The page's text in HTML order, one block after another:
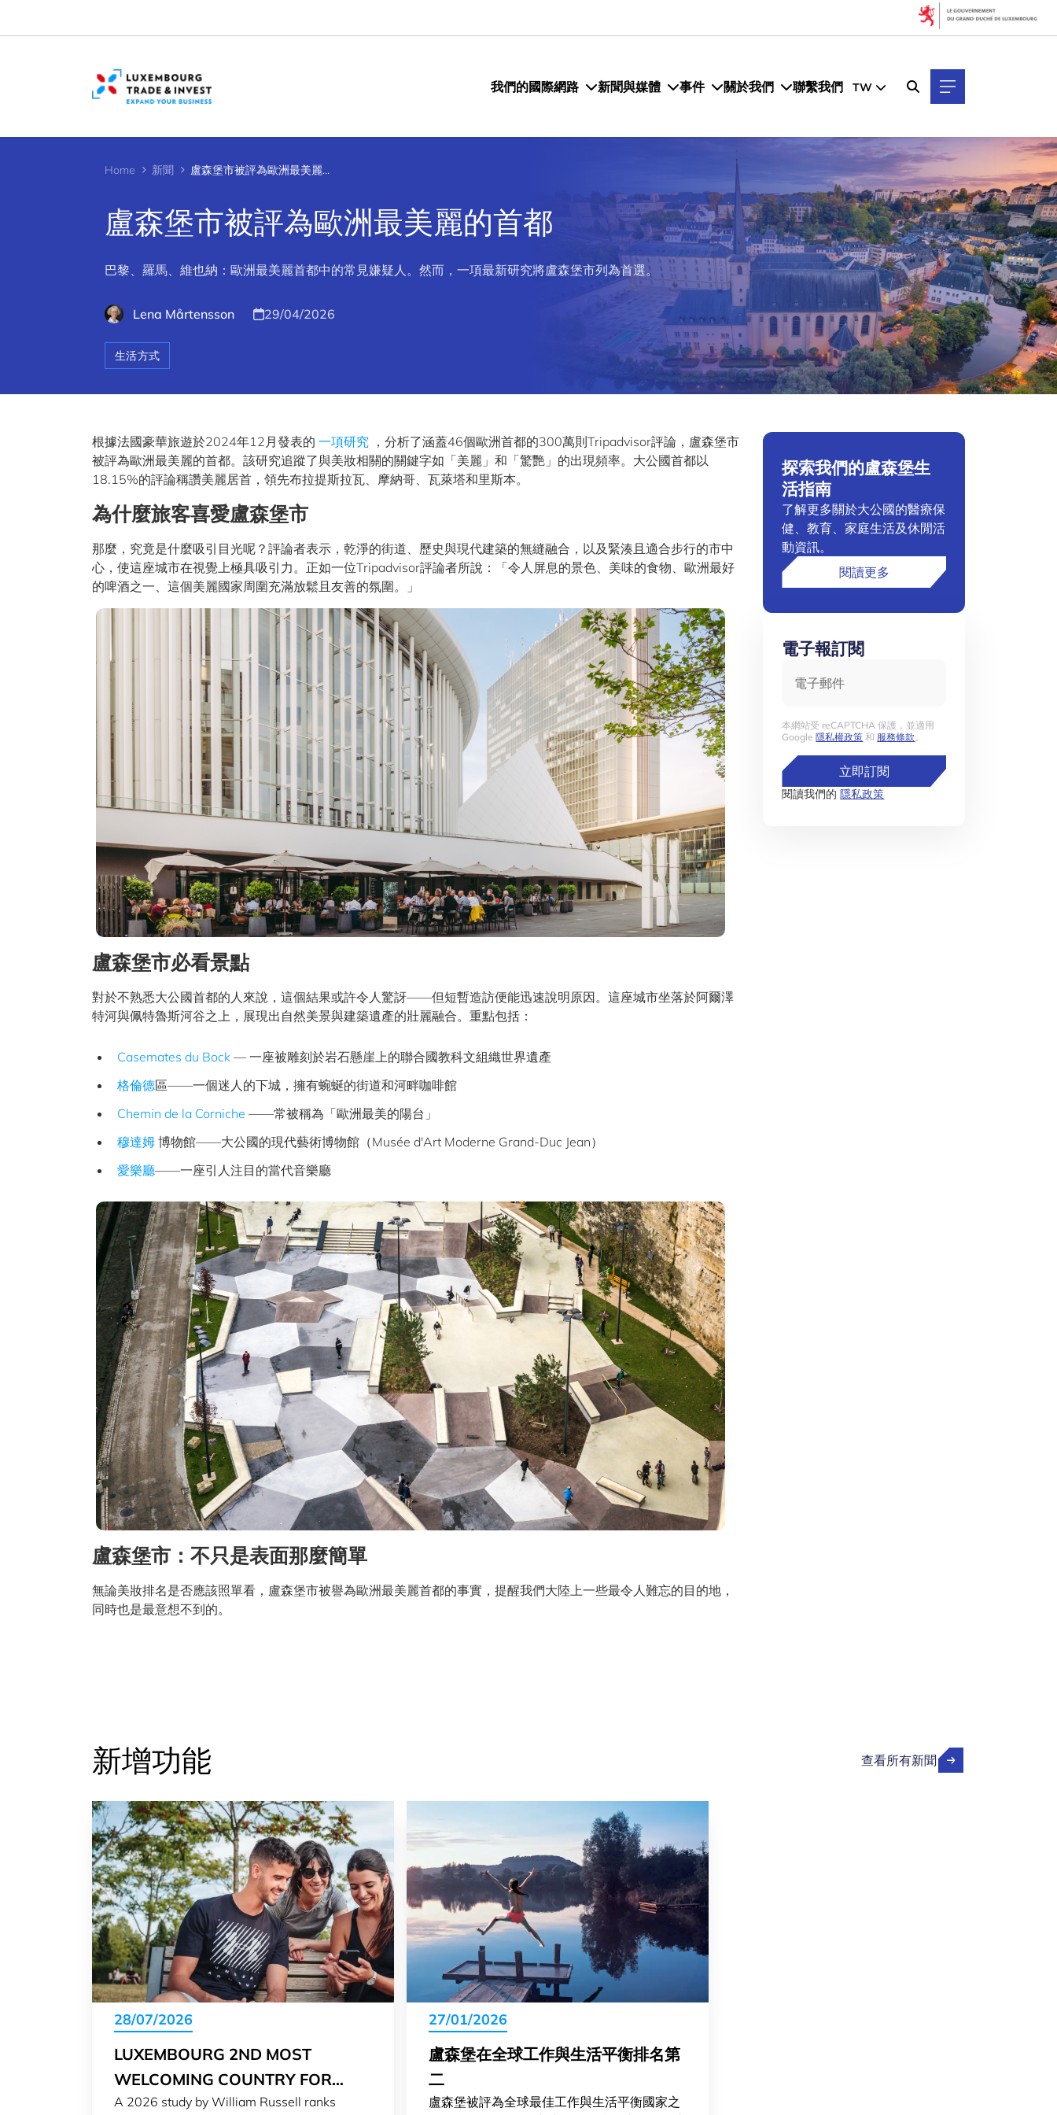
我們的國際網路 新聞與媒體 事件 關於我們 聯繫我們 TW
Home 新聞 盧森堡市被評為歐洲最美麗的首都
盧森堡市被評為歐洲最美麗的首都
巴黎、羅馬、維也納：歐洲最美麗首都中的常見嫌疑人。然而，一項最新研究將盧森堡市列為首選。
Lena Mårtensson 29/04/2026
生活方式
根據法國豪華旅遊於2024年12月發表的 一項研究 ，分析了涵蓋46個歐洲首都的300萬則Tripadvisor評論，盧森堡市
被評為歐洲最美麗的首都。該研究追蹤了與美妝相關的關鍵字如「美麗」和「驚艷」的出現頻率。大公國首都以
18.15%的評論稱讚美麗居首，領先布拉提斯拉瓦、摩納哥、瓦萊塔和里斯本。
為什麼旅客喜愛盧森堡市
那麼，究竟是什麼吸引目光呢？評論者表示，乾淨的街道、歷史與現代建築的無縫融合，以及緊湊且適合步行的市中
心，使這座城市在視覺上極具吸引力。正如一位Tripadvisor評論者所說：「令人屏息的景色、美味的食物、歐洲最好
的啤酒之一、這個美麗國家周圍充滿放鬆且友善的氛圍。」
盧森堡市必看景點
對於不熟悉大公國首都的人來說，這個結果或許令人驚訝——但短暫造訪便能迅速說明原因。這座城市坐落於阿爾澤
特河與佩特魯斯河谷之上，展現出自然美景與建築遺產的壯麗融合。重點包括：
Casemates du Bock — 一座被雕刻於岩石懸崖上的聯合國教科文組織世界遺產
格倫德區——一個迷人的下城，擁有蜿蜒的街道和河畔咖啡館
Chemin de la Corniche ——常被稱為「歐洲最美的陽台」
穆達姆 博物館——大公國的現代藝術博物館（Musée d'Art Moderne Grand-Duc Jean）
愛樂廳——一座引人注目的當代音樂廳
盧森堡市：不只是表面那麼簡單
無論美妝排名是否應該照單看，盧森堡市被譽為歐洲最美麗首都的事實，提醒我們大陸上一些最令人難忘的目的地，
同時也是最意想不到的。
探索我們的盧森堡生
活指南
了解更多關於大公國的醫療保
健、教育、家庭生活及休閒活
動資訊。
閱讀更多
電子報訂閱
本網站受 reCAPTCHA 保護，並適用
Google隱私權政策 和 服務條款。
立即訂閱
閱讀我們的隱私政策
新增功能 查看所有新聞
28/07/2026
LUXEMBOURG 2ND MOST
WELCOMING COUNTRY FOR
EXPATS IN 2026
A 2026 study by William Russell ranks
27/01/2026
盧森堡在全球工作與生活平衡排名第
二
盧森堡被評為全球最佳工作與生活平衡國家之